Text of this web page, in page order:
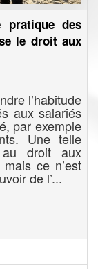
pratique des
le droit aux
l’habitude
aux salariés
par exemple
Une telle
au droit aux
ce n’est
de l’...